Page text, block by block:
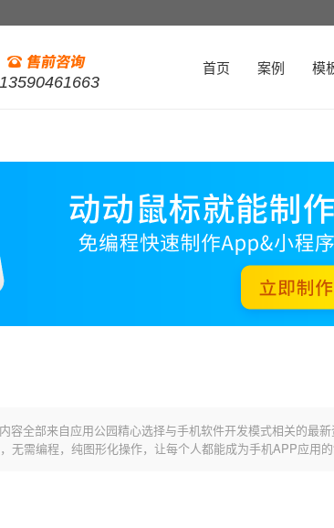
13590461663
首页 案例 模
全部来自应用公园精心选择与手机软件开发模式相关的最新
无需编程，纯图形化操作，让每个人都能成为手机APP应用的